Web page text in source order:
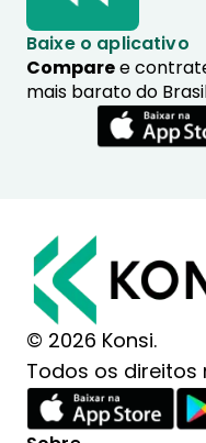
Baixe o aplicativo
Comparee
mais barato do
© 2026 Konsi.
Todos os direitos